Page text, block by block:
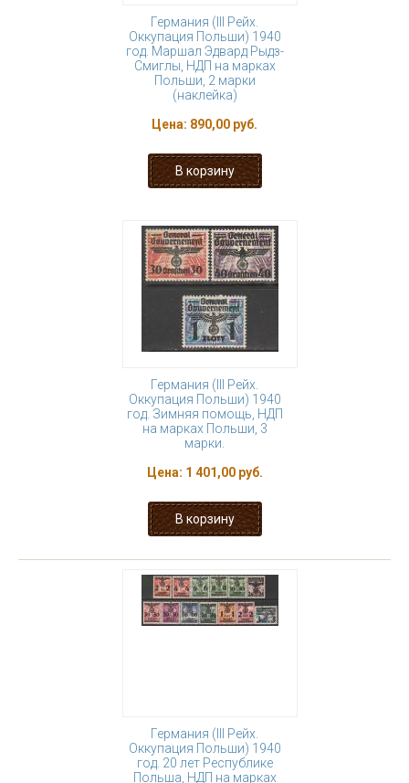
Германия (III Рейх.
Оккупация Польши) 1940
год. Маршал Эдвард Рыдз-
Смиглы, НДП на марках
Польши, 2 марки
(наклейка)
Цена: 890,00 руб.
Германия (III Рейх.
Оккупация Польши) 1940
год. Зимняя помощь, НДП
на марках Польши, 3
марки.
Цена: 1 401,00 руб.
Германия (III Рейх.
Оккупация Польши) 1940
год. 20 лет Республике
Польша, НДП на марках